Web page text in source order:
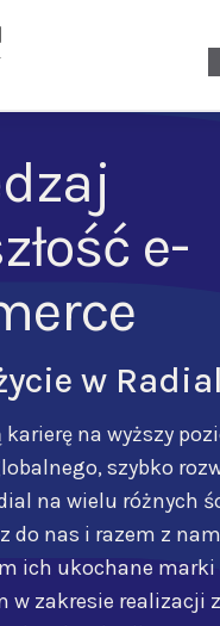
e-
w Radial
na wyższy
szybko
na wielu różnych
do nas i razem z
ich ukochane marki
w zakresie realizacji